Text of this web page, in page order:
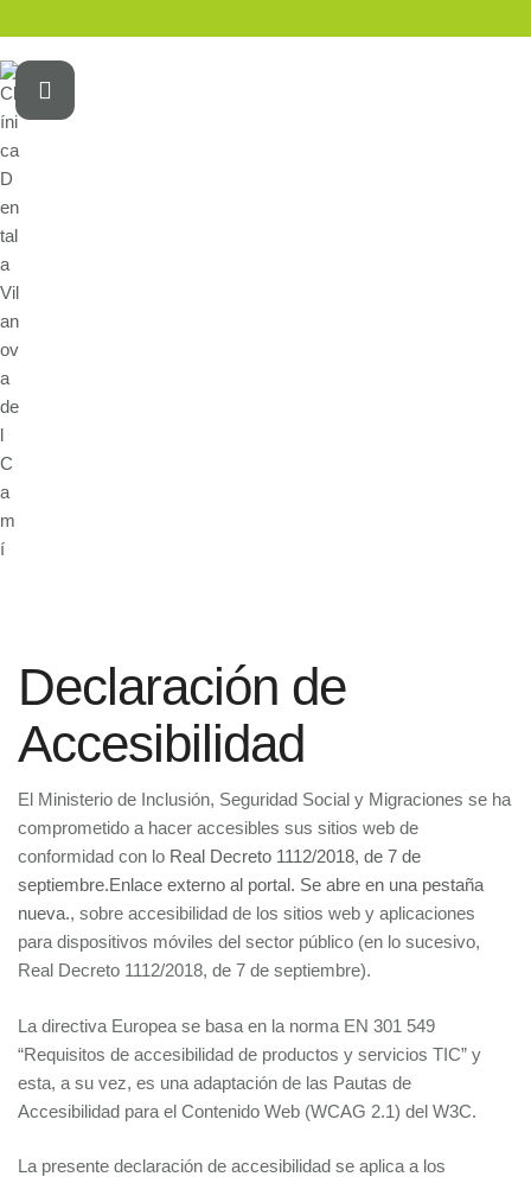
Declaración de
Accesibilidad
El Ministerio de Inclusión, Seguridad Social y Migraciones se ha
comprometido a hacer accesibles sus sitios web de
conformidad con lo Real Decreto 1112/2018, de 7 de
septiembre.Enlace externo al portal. Se abre en una pestaña
nueva., sobre accesibilidad de los sitios web y aplicaciones
para dispositivos móviles del sector público (en lo sucesivo,
Real Decreto 1112/2018, de 7 de septiembre).
La directiva Europea se basa en la norma EN 301 549
“Requisitos de accesibilidad de productos y servicios TIC” y
esta, a su vez, es una adaptación de las Pautas de
Accesibilidad para el Contenido Web (WCAG 2.1) del W3C.
La presente declaración de accesibilidad se aplica a los